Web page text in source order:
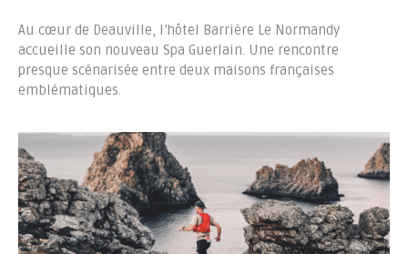
Au cœur de Deauville, l’hôtel Barrière Le Normandy
accueille son nouveau Spa Guerlain. Une rencontre
presque scénarisée entre deux maisons françaises
emblématiques.